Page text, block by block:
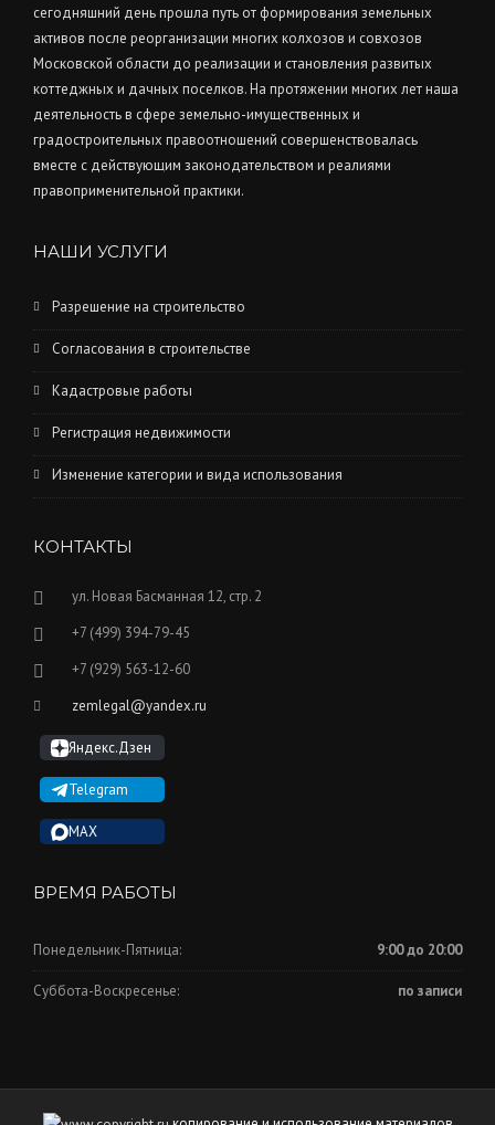
сегодняшний день прошла путь от формирования земельных
активов после реорганизации многих колхозов и совхозов
Московской области до реализации и становления развитых
коттеджных и дачных поселков. На протяжении многих лет наша
деятельность в сфере земельно-имущественных и
градостроительных правоотношений совершенствовалась
вместе с действующим законодательством и реалиями
правоприменительной практики.
НАШИ УСЛУГИ
Разрешение на строительство
Согласования в строительстве
Кадастровые работы
Регистрация недвижимости
Изменение категории и вида использования
КОНТАКТЫ
ул. Новая Басманная 12, стр. 2
+7 (499) 394-79-45
+7 (929) 563-12-60
zemlegal@yandex.ru
Яндекс.Дзен
Telegram
MAX
ВРЕМЯ РАБОТЫ
Понедельник-Пятница: 9:00 до 20:00
Суббота-Воскресенье: по записи